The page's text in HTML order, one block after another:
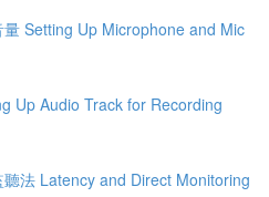
Setting Up Microphone and Mic
Up Audio Track for Recording
法 Latency and Direct Monitoring